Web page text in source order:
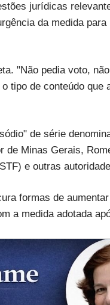
jurídicas
da medida para
"Não pedia voto,
tipo de conteúdo que
de série
de Minas Gerais,
e outras
formas de
a medida adotada